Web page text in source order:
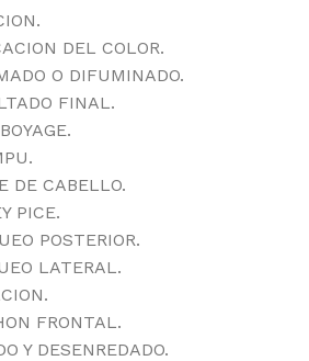
DEL COLOR.
O DIFUMINADO.
FINAL.
DE CABELLO.
PICE.
POSTERIOR.
LATERAL.
FRONTAL.
Y DESENREDADO.